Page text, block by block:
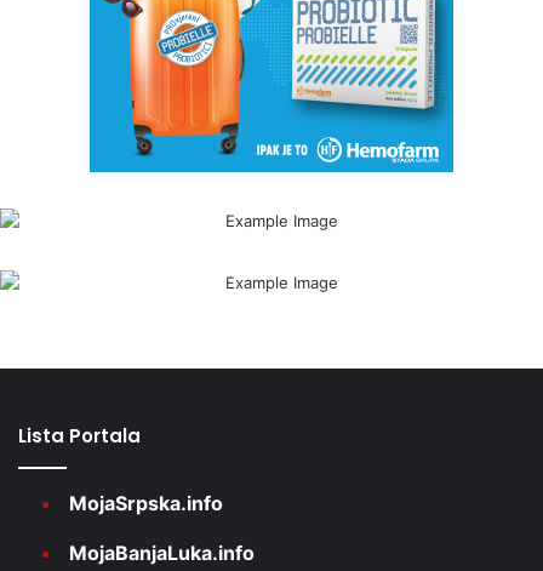
Lista Portala
MojaSrpska.info
MojaBanjaLuka.info